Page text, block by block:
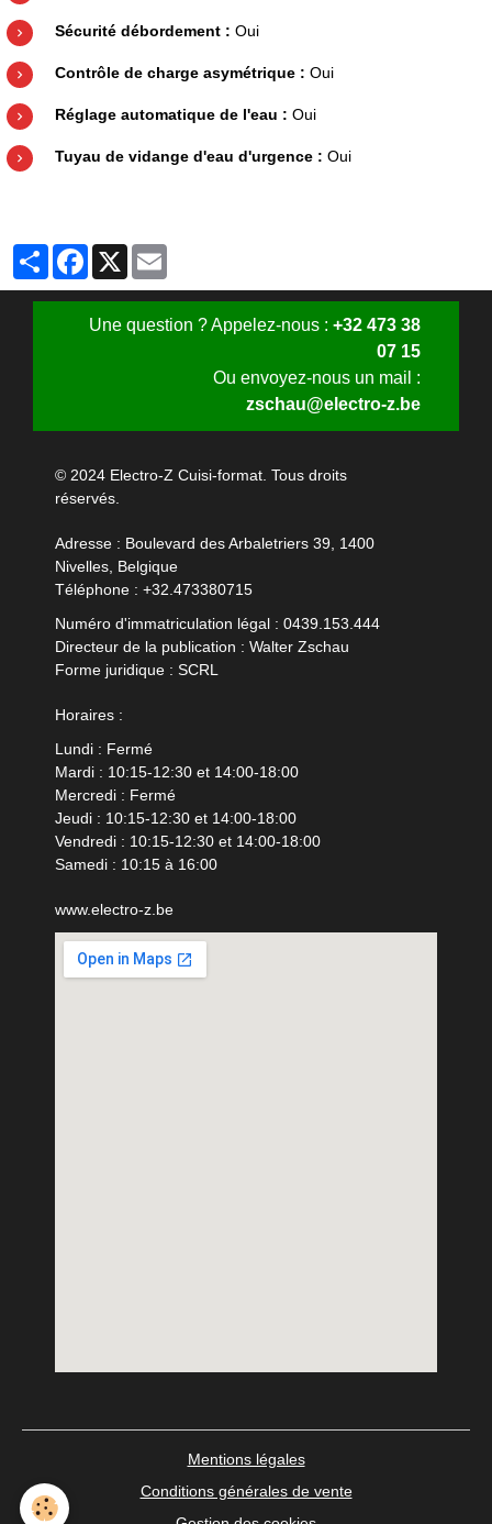
Sécurité débordement : Oui
Contrôle de charge asymétrique : Oui
Réglage automatique de l'eau : Oui
Tuyau de vidange d'eau d'urgence : Oui
PartagerFacebook
X
Une question ? Appelez-nous : +32 473 38
07 15
Ou envoyez-nous un mail :
zschau@electro-z.be
© 2024 Electro-Z Cuisi-format. Tous droits
réservés.
Adresse : Boulevard des Arbaletriers 39, 1400
Nivelles, Belgique
Téléphone : +32.473380715
Numéro d'immatriculation légal : 0439.153.444
Directeur de la publication : Walter Zschau
Forme juridique : SCRL
Horaires :
Lundi : Fermé
Mardi : 10:15-12:30 et 14:00-18:00
Mercredi : Fermé
Jeudi : 10:15-12:30 et 14:00-18:00
Vendredi : 10:15-12:30 et 14:00-18:00
Samedi : 10:15 à 16:00
www.electro-z.be
Mentions légales
Conditions générales de vente